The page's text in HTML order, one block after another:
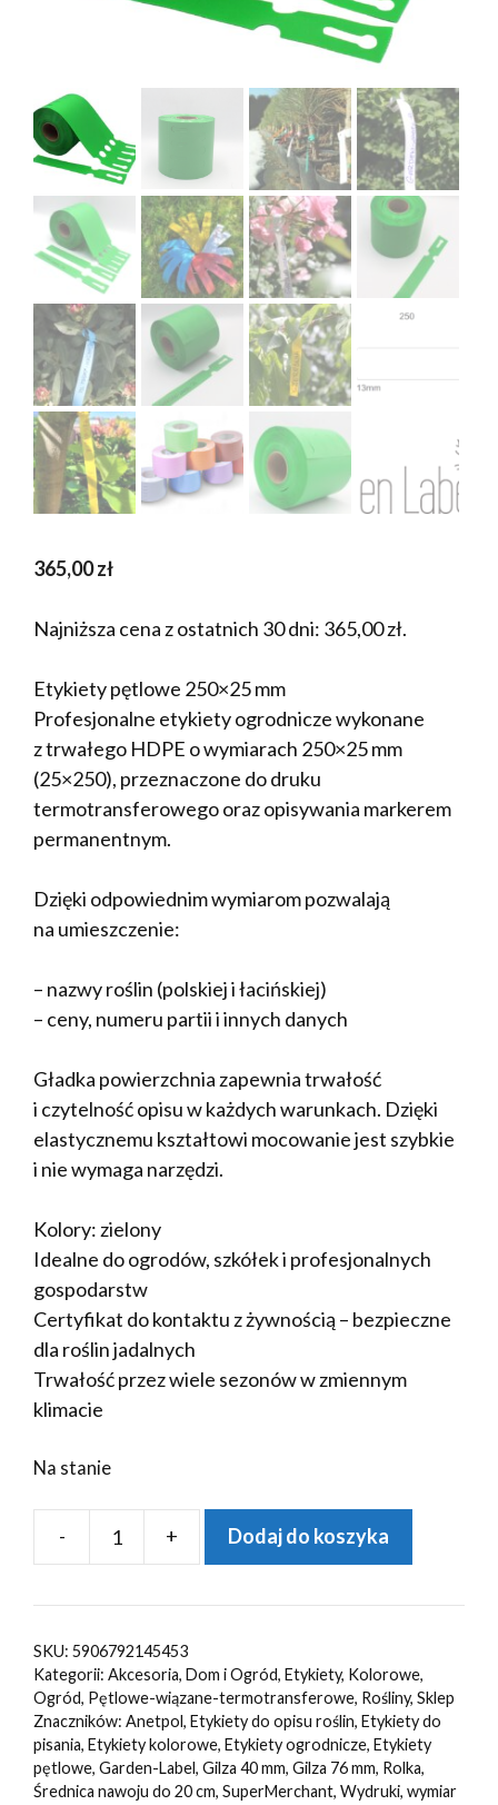
365,00zł
Najniższa cena z ostatnich 30 dni: 365,00zł.
Etykiety pętlowe 250×25 mm
Profesjonalne etykiety ogrodnicze wykonane
z trwałego HDPE o wymiarach 250×25 mm
(25×250), przeznaczone do druku
termotransferowego oraz opisywania markerem
permanentnym.
Dzięki odpowiednim wymiarom pozwalają
na umieszczenie:
– nazwy roślin (polskiej i łacińskiej)
– ceny, numeru partii i innych danych
Gładka powierzchnia zapewnia trwałość
i czytelność opisu w każdych warunkach. Dzięki
elastycznemu kształtowi mocowanie jest szybkie
i nie wymaga narzędzi.
Kolory: zielony
Idealne do ogrodów, szkółek i profesjonalnych
gospodarstw
Certyfikat do kontaktu z żywnością – bezpieczne
dla roślin jadalnych
Trwałość przez wiele sezonów w zmiennym
klimacie
Na stanie
-
ilość
ogrodnicze/sadownicze
ZIELONE
250x25mm(25x250)
3750szt
+ Dodaj do koszyka
SKU: 5906792145453
Kategorii: Akcesoria, Dom i Ogród, Etykiety, Kolorowe,
Ogród, Pętlowe-wiązane-termotransferowe, Rośliny, Sklep
Znaczników: Anetpol, Etykiety do opisu roślin, Etykiety do
pisania, Etykiety kolorowe, Etykiety ogrodnicze, Etykiety
pętlowe, Garden-Label, Gilza 40 mm, Gilza 76 mm, Rolka,
Średnica nawoju do 20 cm, SuperMerchant, Wydruki, wymiar